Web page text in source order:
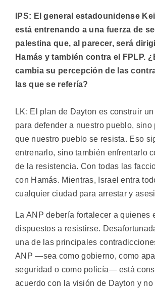
IPS: El general estadounidense
está entrenando a una fuerza de
palestina que, al parecer, será
Hamás y también contra el FPLP.
cambia su percepción de las
las que se refería?
LK: El plan de Dayton es construir
para defender a nuestro pueblo, sino
que nuestro pueblo se resista. Eso
entrenarlo, sino también enfrentarlo
de la resistencia. Con todas las
con Hamás. Mientras, Israel entra
cualquier ciudad para arrestar y
La ANP debería fortalecer a quienes
dispuestos a resistirse.
una de las principales
ANP —sea como gobierno, como
seguridad o como policía— está
acuerdo con la visión de Dayton y